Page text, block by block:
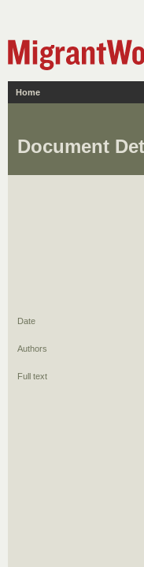
Home
Document
Date
Authors
Full text